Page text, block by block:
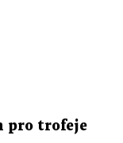
pro trofeje